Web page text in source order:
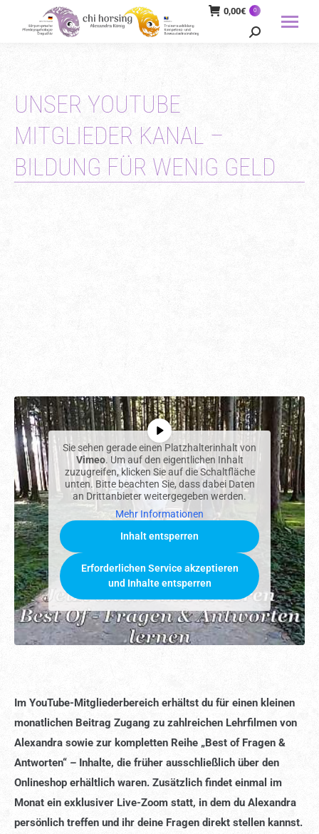
0,00€ 0
Search:
UNSER YOUTUBE
MITGLIEDER KANAL –
BILDUNG FÜR WENIG GELD
Sie sehen gerade einen Platzhalterinhalt von
Vimeo. Um auf den eigentlichen Inhalt
zuzugreifen, klicken Sie auf die Schaltfläche
unten. Bitte beachten Sie, dass dabei Daten
an Drittanbieter weitergegeben werden.
Mehr Informationen
Inhalt entsperren
Erforderlichen Service akzeptieren
und Inhalte entsperren
Im YouTube-Mitgliederbereich erhältst du für einen kleinen
monatlichen Beitrag Zugang zu zahlreichen Lehrfilmen von
Alexandra sowie zur kompletten Reihe „Best of Fragen &
Antworten“ – Inhalte, die früher ausschließlich über den
Onlineshop erhältlich waren. Zusätzlich findet einmal im
Monat ein exklusiver Live-Zoom statt, in dem du Alexandra
persönlich treffen und ihr deine Fragen direkt stellen kannst.